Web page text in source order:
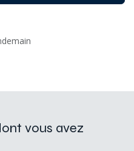
vous avez